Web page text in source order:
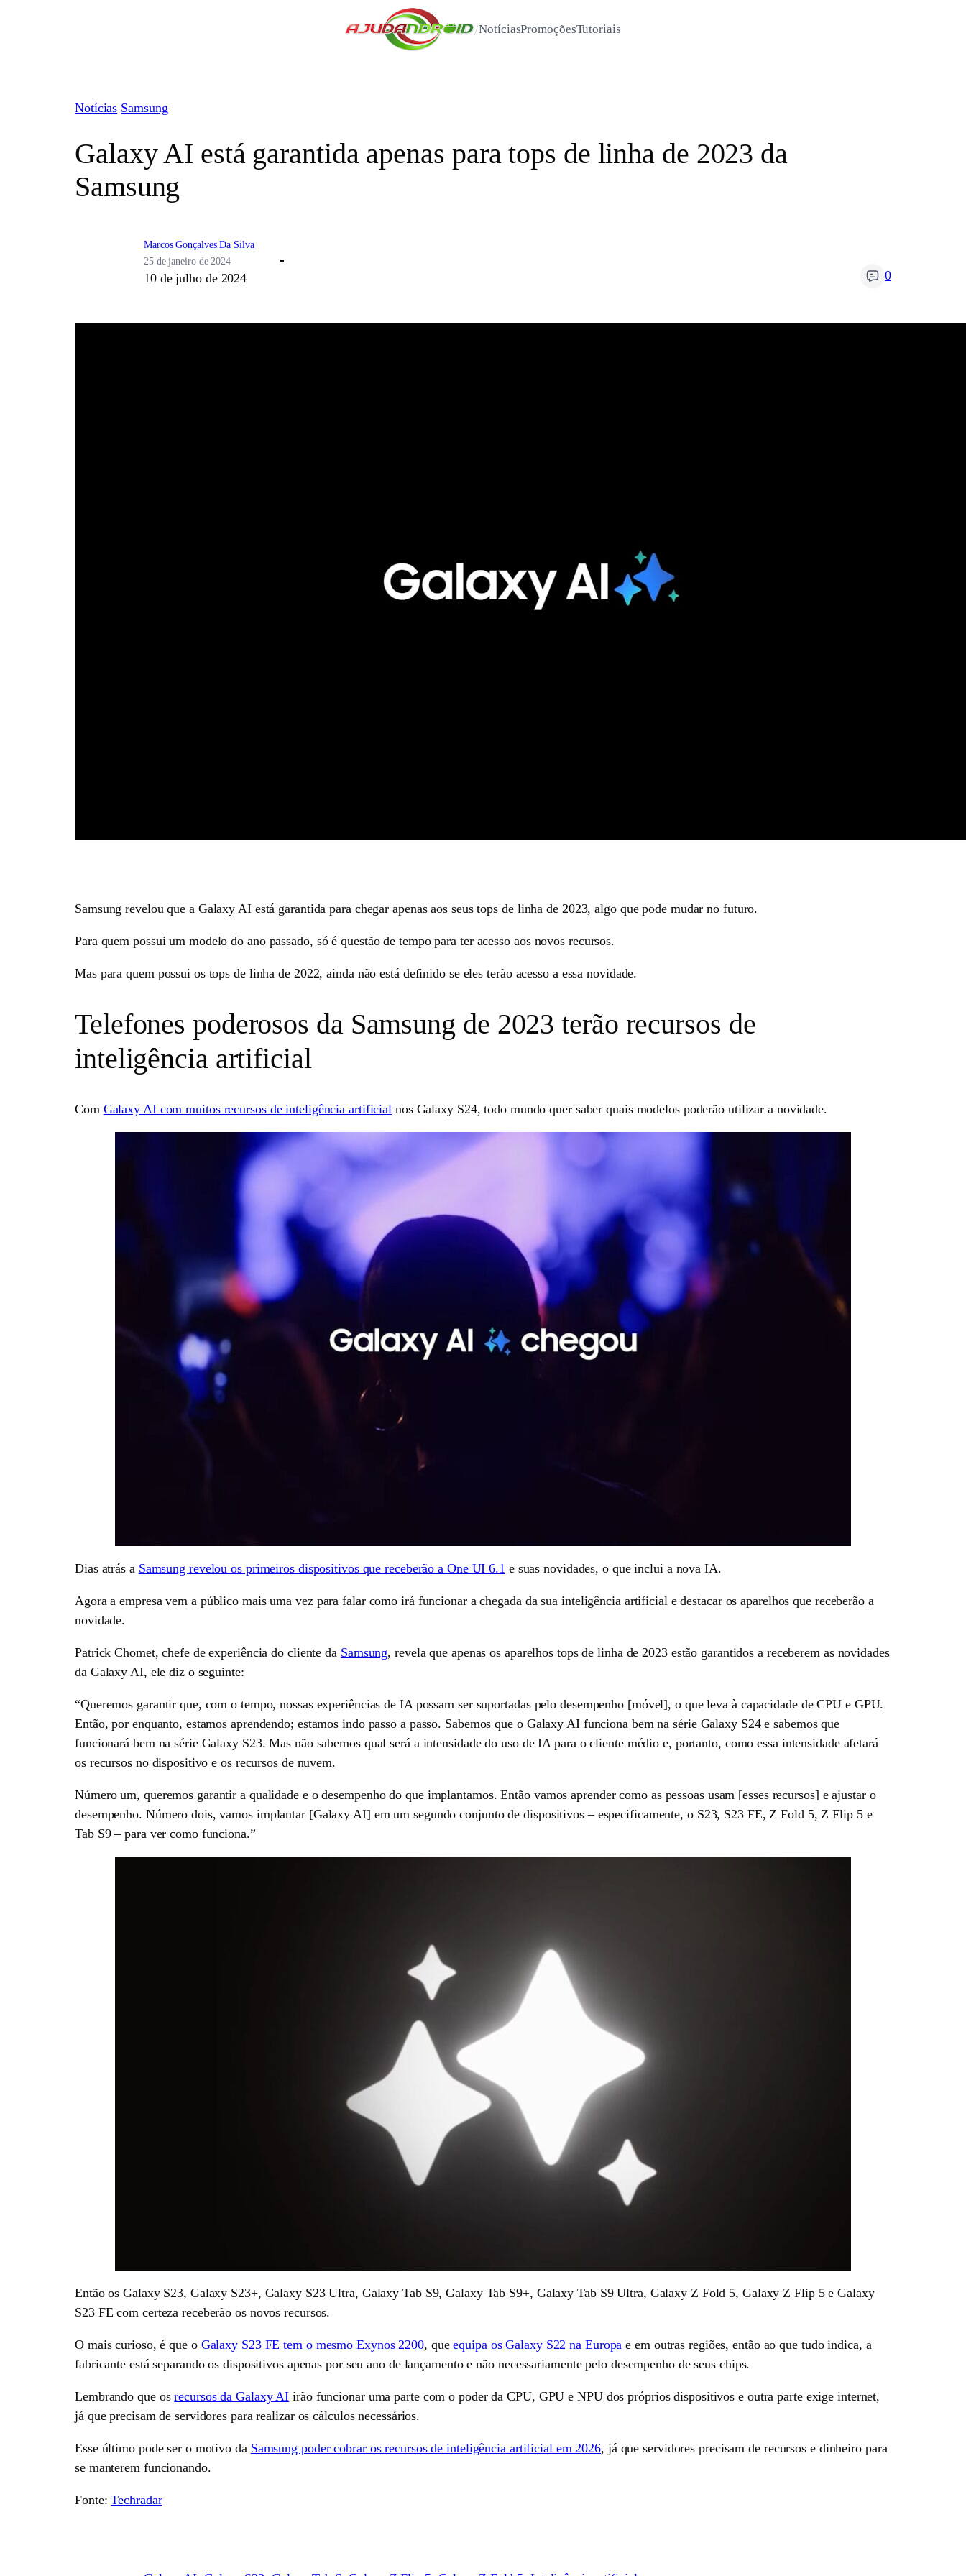
/NotíciasPromoçõesTutoriais
Notícias Samsung
Galaxy AI está garantida apenas para tops de linha de 2023 da
Samsung
Marcos Gonçalves Da Silva
25 de janeiro de 2024
10 de julho de 2024 0
Samsung revelou que a Galaxy AI está garantida para chegar apenas aos seus tops de linha de 2023, algo que pode mudar no futuro.
Para quem possui um modelo do ano passado, só é questão de tempo para ter acesso aos novos recursos.
Mas para quem possui os tops de linha de 2022, ainda não está definido se eles terão acesso a essa novidade.
Telefones poderosos da Samsung de 2023 terão recursos de
inteligência artificial
Com Galaxy AI com muitos recursos de inteligência artificial nos Galaxy S24, todo mundo quer saber quais modelos poderão utilizar a novidade.
Dias atrás a Samsung revelou os primeiros dispositivos que receberão a One UI 6.1 e suas novidades, o que inclui a nova IA.
Agora a empresa vem a público mais uma vez para falar como irá funcionar a chegada da sua inteligência artificial e destacar os aparelhos que receberão a
novidade.
Patrick Chomet, chefe de experiência do cliente da Samsung, revela que apenas os aparelhos tops de linha de 2023 estão garantidos a receberem as novidades
da Galaxy AI, ele diz o seguinte:
“Queremos garantir que, com o tempo, nossas experiências de IA possam ser suportadas pelo desempenho [móvel], o que leva à capacidade de CPU e GPU.
Então, por enquanto, estamos aprendendo; estamos indo passo a passo. Sabemos que o Galaxy AI funciona bem na série Galaxy S24 e sabemos que
funcionará bem na série Galaxy S23. Mas não sabemos qual será a intensidade do uso de IA para o cliente médio e, portanto, como essa intensidade afetará
os recursos no dispositivo e os recursos de nuvem.
Número um, queremos garantir a qualidade e o desempenho do que implantamos. Então vamos aprender como as pessoas usam [esses recursos] e ajustar o
desempenho. Número dois, vamos implantar [Galaxy AI] em um segundo conjunto de dispositivos – especificamente, o S23, S23 FE, Z Fold 5, Z Flip 5 e
Tab S9 – para ver como funciona.”
Então os Galaxy S23, Galaxy S23+, Galaxy S23 Ultra, Galaxy Tab S9, Galaxy Tab S9+, Galaxy Tab S9 Ultra, Galaxy Z Fold 5, Galaxy Z Flip 5 e Galaxy
S23 FE com certeza receberão os novos recursos.
O mais curioso, é que o Galaxy S23 FE tem o mesmo Exynos 2200, queequipa os Galaxy S22 na Europa e em outras regiões, então ao que tudo indica, a
fabricante está separando os dispositivos apenas por seu ano de lançamento e não necessariamente pelo desempenho de seus chips.
Lembrando que osrecursos da Galaxy AI irão funcionar uma parte com o poder da CPU, GPU e NPU dos próprios dispositivos e outra parte exige internet,
já que precisam de servidores para realizar os cálculos necessários.
Esse último pode ser o motivo da Samsung poder cobrar os recursos de inteligência artificial em 2026, já que servidores precisam de recursos e dinheiro para
se manterem funcionando.
Fonte:Techradar